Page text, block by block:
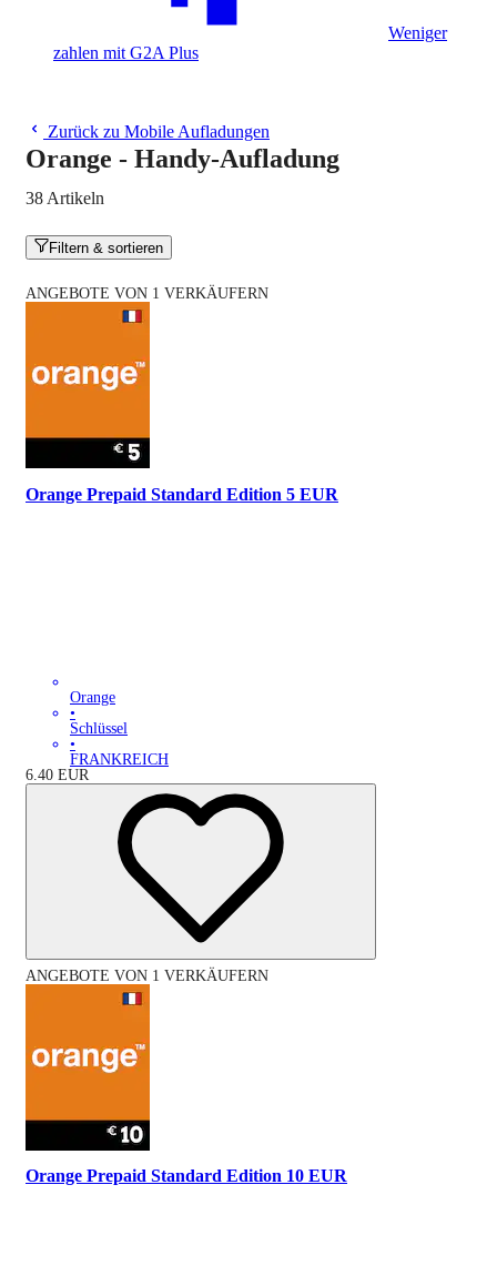
Weniger
zahlen mit G2A Plus
Zurück zu Mobile Aufladungen
Orange - Handy-Aufladung
38 Artikeln
Filtern & sortieren
ANGEBOTE VON 1 VERKÄUFERN
Orange Prepaid Standard Edition 5 EUR
Orange
•
Schlüssel
•
FRANKREICH
6.40 EUR
ANGEBOTE VON 1 VERKÄUFERN
Orange Prepaid Standard Edition 10 EUR